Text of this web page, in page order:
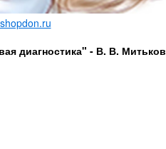
диагностика" - В. В. Митьков